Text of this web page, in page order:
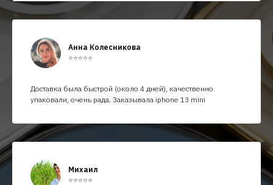
Анна Колесникова
⭐⭐⭐⭐⭐
Доставка была быстрой (около 4 дней), качественно
упаковали, очень рада. Заказывала iphone 13 mini
Михаил
⭐⭐⭐⭐⭐